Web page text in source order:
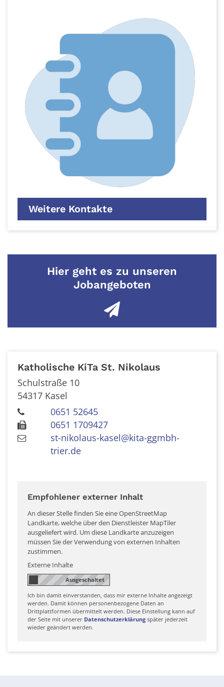
Weitere Kontakte
Hier geht es zu unseren
Jobangeboten
Katholische KiTa St. Nikolaus
Schulstraße 10
54317 Kasel
0651 52645
0651 1709427
st-nikolaus-kasel@kita-ggmbh-
trier.de
Empfohlener externer Inhalt
An dieser Stelle finden Sie eine OpenStreetMap
Landkarte, welche über den Dienstleister MapTiler
ausgeliefert wird. Um diese Landkarte anzuzeigen
müssen Sie der Verwendung von externen Inhalten
zustimmen.
Externe Inhalte
Ich bin damit einverstanden, dass mir externe Inhalte angezeigt
werden. Damit können personenbezogene Daten an
Drittplattformen übermittelt werden. Diese Einstellung kann auf
der Seite mit unserer Datenschutzerklärung später jederzeit
wieder geändert werden.